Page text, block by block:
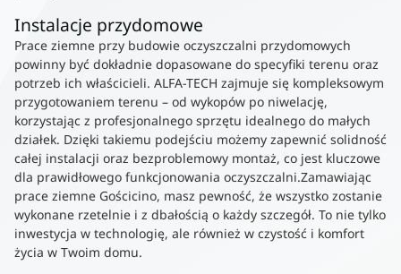
Instalacje przydomowe
Prace ziemne przy budowie oczyszczalni przydomowych
powinny być dokładnie dopasowane do specyfiki terenu oraz
potrzeb ich właścicieli. ALFA-TECH zajmuje się kompleksowym
przygotowaniem terenu – od wykopów po niwelację,
korzystając z profesjonalnego sprzętu idealnego do małych
działek. Dzięki takiemu podejściu możemy zapewnić solidność
całej instalacji oraz bezproblemowy montaż, co jest kluczowe
dla prawidłowego funkcjonowania oczyszczalni.Zamawiając
prace ziemne Gościcino, masz pewność, że wszystko zostanie
wykonane rzetelnie i z dbałością o każdy szczegół. To nie tylko
inwestycja w technologię, ale również w czystość i komfort
życia w Twoim domu.